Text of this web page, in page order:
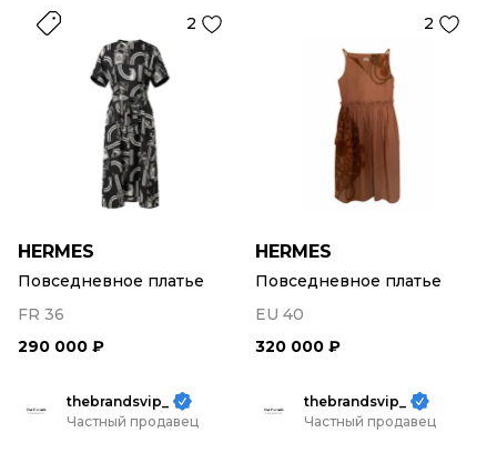
2
HERMES
Повседневное платье
FR 36
290 000 ₽
2
HERMES
Повседневное платье
EU 40
320 000 ₽
thebrandsvip_
Частный продавец
thebrandsvip_
Частный продавец